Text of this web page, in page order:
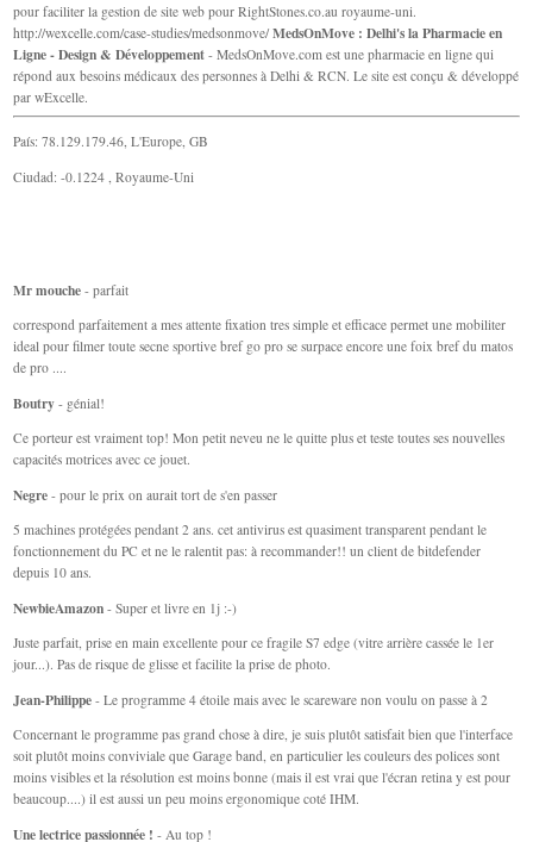
pour faciliter la gestion de site web pour RightStones.co.au royaume-uni.
http://wexcelle.com/case-studies/medsonmove/MedsOnMove : Delhi's la Pharmacie en
Ligne - Design & Développement - MedsOnMove.com est une pharmacie en ligne qui
répond aux besoins médicaux des personnes à Delhi & RCN. Le site est conçu & développé
par wExcelle.
País: 78.129.179.46, L'Europe, GB
Ciudad: -0.1224 , Royaume-Uni
Mr mouche - parfait
correspond parfaitement a mes attente fixation tres simple et efficace permet une mobiliter
ideal pour filmer toute secne sportive bref go pro se surpace encore une foix bref du matos
de pro ....
Boutry - génial!
Ce porteur est vraiment top! Mon petit neveu ne le quitte plus et teste toutes ses nouvelles
capacités motrices avec ce jouet.
Negre - pour le prix on aurait tort de s'en passer
5 machines protégées pendant 2 ans. cet antivirus est quasiment transparent pendant le
fonctionnement du PC et ne le ralentit pas: à recommander!! un client de bitdefender
depuis 10 ans.
NewbieAmazon - Super et livre en 1j :-)
Juste parfait, prise en main excellente pour ce fragile S7 edge (vitre arrière cassée le 1er
jour...). Pas de risque de glisse et facilite la prise de photo.
Jean-Philippe - Le programme 4 étoile mais avec le scareware non voulu on passe à 2
Concernant le programme pas grand chose à dire, je suis plutôt satisfait bien que l'interface
soit plutôt moins conviviale que Garage band, en particulier les couleurs des polices sont
moins visibles et la résolution est moins bonne (mais il est vrai que l'écran retina y est pour
beaucoup....) il est aussi un peu moins ergonomique coté IHM.
Une lectrice passionnée ! - Au top !